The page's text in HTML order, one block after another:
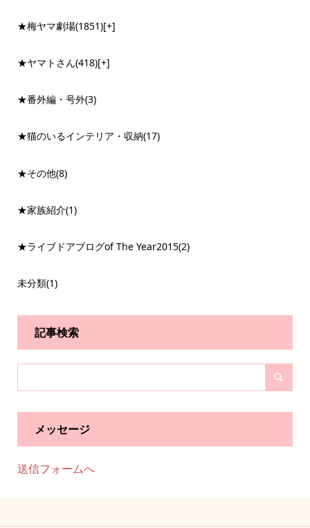
★梅ヤマ劇場(1851)[+]
★ヤマトさん(418)[+]
★番外編・号外(3)
★猫のいるインテリア・収納(17)
★その他(8)
★家族紹介(1)
★ライブドアブログof The Year2015(2)
未分類(1)
記事検索
メッセージ
送信フォームへ